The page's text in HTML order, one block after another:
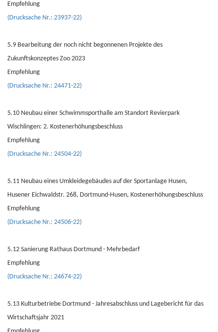
Empfehlung
(Drucksache Nr.: 23937-22)
5.9 Bearbeitung der noch nicht begonnenen Projekte des
Zukunftskonzeptes Zoo 2023
Empfehlung
(Drucksache Nr.: 24471-22)
5.10 Neubau einer Schwimmsporthalle am Standort Revierpark
Wischlingen: 2. Kostenerhöhungsbeschluss
Empfehlung
(Drucksache Nr.: 24504-22)
5.11 Neubau eines Umkleidegebäudes auf der Sportanlage Husen,
Husener Eichwaldstr. 268, Dortmund-Husen, Kostenerhöhungsbeschluss
Empfehlung
(Drucksache Nr.: 24506-22)
5.12 Sanierung Rathaus Dortmund - Mehrbedarf
Empfehlung
(Drucksache Nr.: 24674-22)
5.13 Kulturbetriebe Dortmund - Jahresabschluss und Lagebericht für das
Wirtschaftsjahr 2021